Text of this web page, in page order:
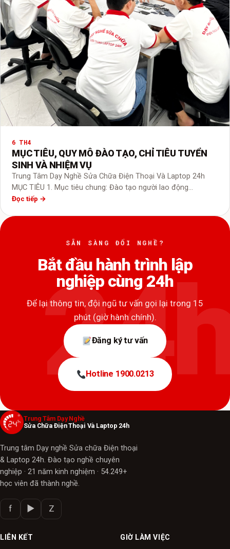
6 TH4
MỤC TIÊU, QUY MÔ ĐÀO TẠO, CHỈ TIÊU TUYỂN
SINH VÀ NHIỆM VỤ
Trung Tâm Dạy Nghề Sửa Chữa Điện Thoại Và Laptop 24h
MỤC TIÊU 1. Mục tiêu chung: Đào tạo người lao động…
Đọc tiếp →
SẴN SÀNG ĐỔI NGHỀ?
Bắt đầu hành trình lập
nghiệp cùng 24h
Để lại thông tin, đội ngũ tư vấn gọi lại trong 15
phút (giờ hành chính).
Đăng ký tư vấn
Hotline 1900.0213
Trung Tâm Dạy Nghề
Sửa Chữa Điện Thoại Và Laptop 24h
Trung tâm Dạy nghề Sửa chữa Điện thoại
& Laptop 24h. Đào tạo nghề chuyên
nghiệp · 21 năm kinh nghiệm · 54.249+
học viên đã thành nghề.
f ▶ Z
LIÊN KẾT GIỜ LÀM VIỆC